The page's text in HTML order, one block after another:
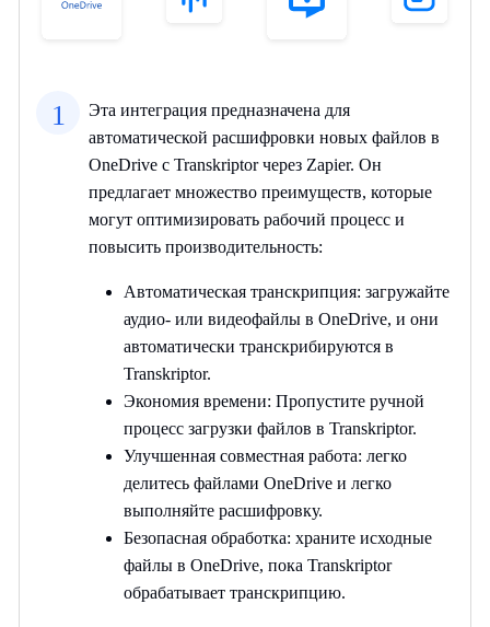
1
Эта интеграция предназначена для
автоматической расшифровки новых файлов в
OneDrive с Transkriptor через Zapier. Он
предлагает множество преимуществ, которые
могут оптимизировать рабочий процесс и
повысить производительность:
Автоматическая транскрипция: загружайте
аудио- или видеофайлы в OneDrive, и они
автоматически транскрибируются в
Transkriptor.
Экономия времени: Пропустите ручной
процесс загрузки файлов в Transkriptor.
Улучшенная совместная работа: легко
делитесь файлами OneDrive и легко
выполняйте расшифровку.
Безопасная обработка: храните исходные
файлы в OneDrive, пока Transkriptor
обрабатывает транскрипцию.